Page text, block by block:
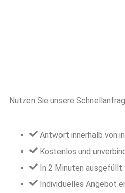
Nutzen Sie unsere
Antwort innerhalb von
Kostenlos und
In 2 Minuten ausgefüllt.
Individuelles Angebot